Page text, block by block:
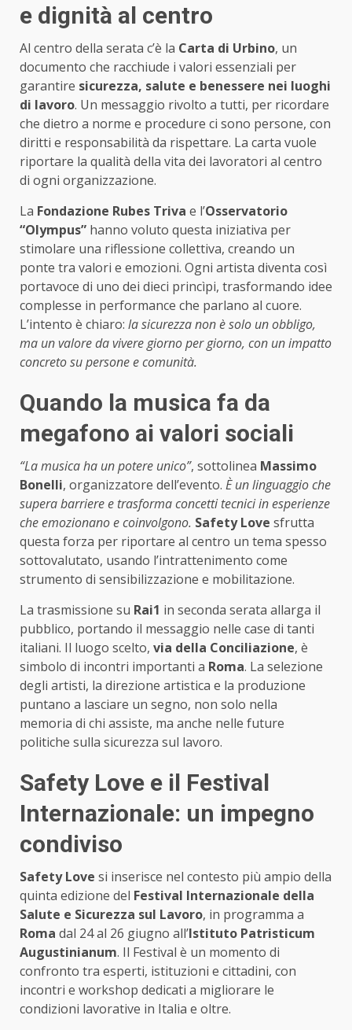
e dignità al centro
Al centro della serata c’è la Carta di Urbino, un
documento che racchiude i valori essenziali per
garantire sicurezza, salute e benessere nei luoghi
di lavoro. Un messaggio rivolto a tutti, per ricordare
che dietro a norme e procedure ci sono persone, con
diritti e responsabilità da rispettare. La carta vuole
riportare la qualità della vita dei lavoratori al centro
di ogni organizzazione.
La Fondazione Rubes Triva e l’Osservatorio
“Olympus” hanno voluto questa iniziativa per
stimolare una riflessione collettiva, creando un
ponte tra valori e emozioni. Ogni artista diventa così
portavoce di uno dei dieci princìpi, trasformando idee
complesse in performance che parlano al cuore.
L’intento è chiaro: la sicurezza non è solo un obbligo,
ma un valore da vivere giorno per giorno, con un impatto
concreto su persone e comunità.
Quando la musica fa da
megafono ai valori sociali
“La musica ha un potere unico”, sottolinea Massimo
Bonelli, organizzatore dell’evento. È un linguaggio che
supera barriere e trasforma concetti tecnici in esperienze
che emozionano e coinvolgono. Safety Love sfrutta
questa forza per riportare al centro un tema spesso
sottovalutato, usando l’intrattenimento come
strumento di sensibilizzazione e mobilitazione.
La trasmissione su Rai1 in seconda serata allarga il
pubblico, portando il messaggio nelle case di tanti
italiani. Il luogo scelto, via della Conciliazione, è
simbolo di incontri importanti a Roma. La selezione
degli artisti, la direzione artistica e la produzione
puntano a lasciare un segno, non solo nella
memoria di chi assiste, ma anche nelle future
politiche sulla sicurezza sul lavoro.
Safety Love e il Festival
Internazionale: un impegno
condiviso
Safety Love si inserisce nel contesto più ampio della
quinta edizione del Festival Internazionale della
Salute e Sicurezza sul Lavoro, in programma a
Roma dal 24 al 26 giugno all’Istituto Patristicum
Augustinianum. Il Festival è un momento di
confronto tra esperti, istituzioni e cittadini, con
incontri e workshop dedicati a migliorare le
condizioni lavorative in Italia e oltre.